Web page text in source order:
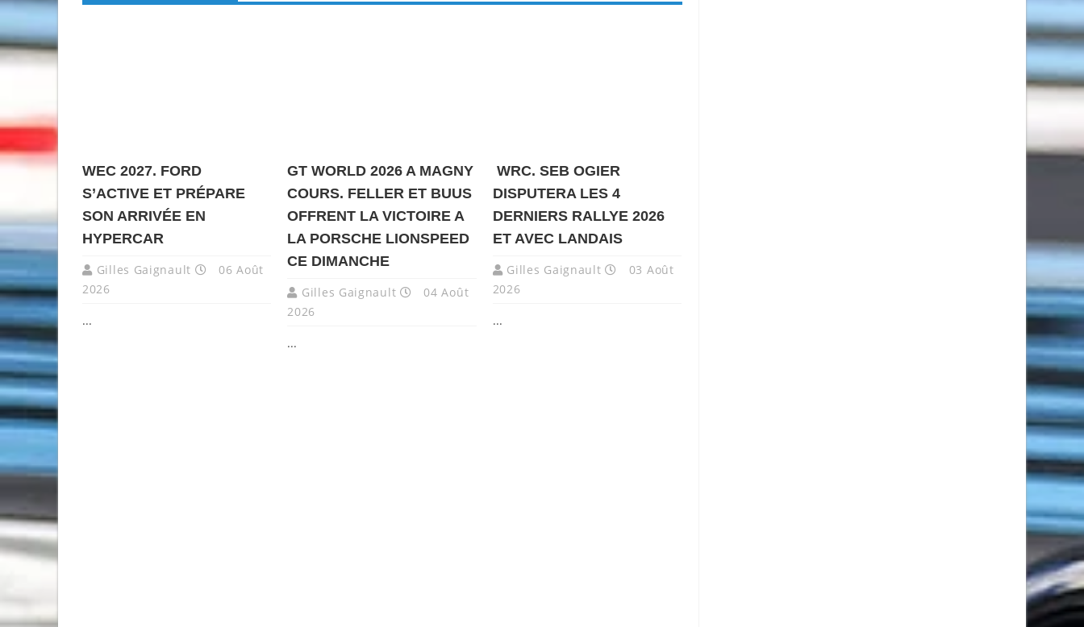
WEC 2027. FORD
S’ACTIVE ET PRÉPARE
SON ARRIVÉE EN
HYPERCAR
Gilles Gaignault
06 Août
2026
...
GT WORLD 2026 A MAGNY
COURS. FELLER ET BUUS
OFFRENT LA VICTOIRE A
LA PORSCHE LIONSPEED
CE DIMANCHE
Gilles Gaignault
04 Août
2026
...
WRC. SEB OGIER
DISPUTERA LES 4
DERNIERS RALLYE 2026
ET AVEC LANDAIS
Gilles Gaignault
03 Août
2026
...